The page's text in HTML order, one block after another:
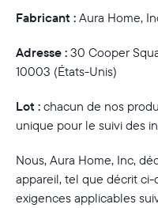
Fabricant : Aura Home,
Adresse : 30 Cooper
10003 (États-Unis)
Lot : chacun de nos
unique pour le suivi des
Nous, Aura Home, Inc,
appareil, tel que décrit
exigences applicables